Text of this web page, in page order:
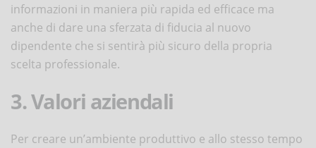
informazioni in maniera più rapida ed efficace ma
anche di dare una sferzata di fiducia al nuovo
dipendente che si sentirà più sicuro della propria
scelta professionale.
3. Valori aziendali
Per creare un’ambiente produttivo e allo stesso tempo